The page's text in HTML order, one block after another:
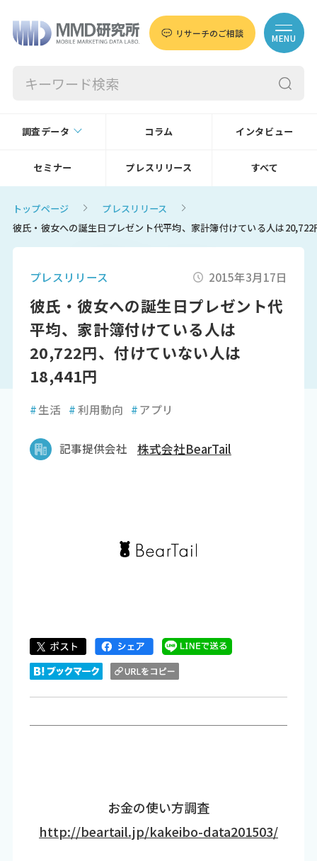
リサーチのご相談 MENU
調査データ コラム インタビュー
セミナー プレスリリース すべて
トップページ
プレスリリース
彼氏・彼女への誕生日プレゼント代平均、家計簿付けている人は
プレスリリース 2015年3月17日
彼氏・彼女への誕生日プレゼント代
平均、家計簿付けている人は
20,722円、付けていない人は
18,441円
#生活 #利用動向 #アプリ
記事提供会社 株式会社BearTail
お金の使い方調査
http://beartail.jp/kakeibo-data201503/